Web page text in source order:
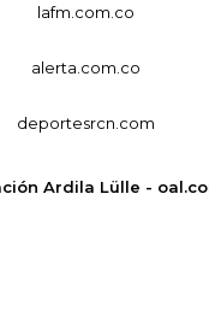
lafm.com.co
alerta.com.co
deportesrcn.com
Ardila Lülle -